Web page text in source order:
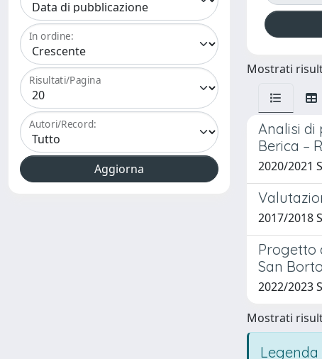
In ordine:
Risultati/Pagina
Autori/Record:
Mostrati
Analisi di
Berica –
2020/2021
2017/2018
Progetto
San
2022/2023
Mostrati
Legenda